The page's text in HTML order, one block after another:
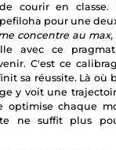
courir en classe.
pour une
concentre au
avec ce
C'est ce
sa réussite. Là où
y voit une
optimise chaque
ne suffit plus